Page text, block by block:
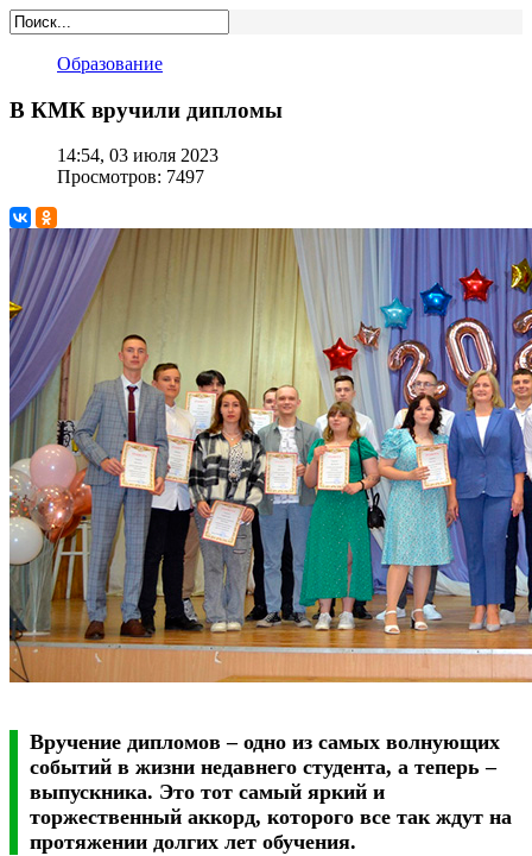
Образование
В КМК вручили дипломы
14:54, 03 июля 2023
Просмотров: 7497
Вручение дипломов – одно из самых волнующих
событий в жизни недавнего студента, а теперь –
выпускника. Это тот самый яркий и
торжественный аккорд, которого все так ждут на
протяжении долгих лет обучения.